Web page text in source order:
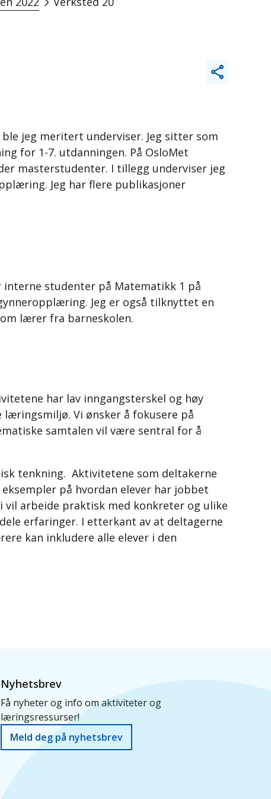
jeg meritert underviser. Jeg sitter som
for 1-7. utdanningen. På OsloMet
masterstudenter. I tillegg underviser jeg
Jeg har flere publikasjoner
interne studenter på Matematikk 1 på
Jeg er også tilknyttet en
lærer fra barneskolen.
har lav inngangsterskel og høy
Vi ønsker å fokusere på
samtalen vil være sentral for å
tenkning. Aktivitetene som deltakerne
på hvordan elever har jobbet
arbeide praktisk med konkreter og ulike
erfaringer. I etterkant av at deltagerne
kan inkludere alle elever i den
Nyhetsbrev
Få nyheter og info om aktiviteter og
læringsressurser!
Meld deg på nyhetsbrev